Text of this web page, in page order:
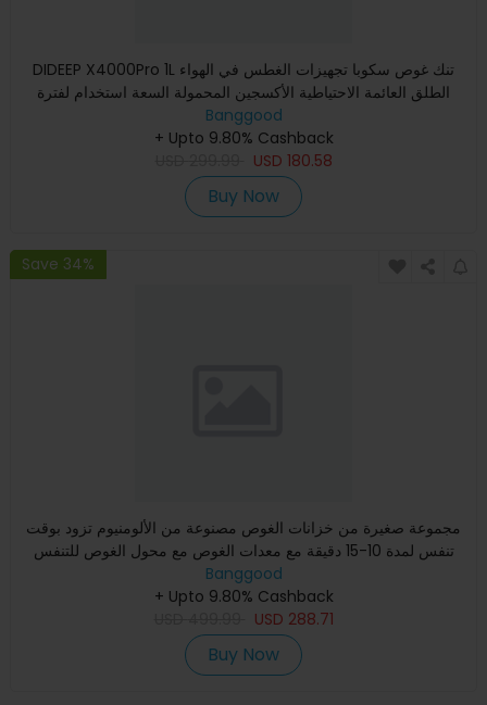
DIDEEP X4000Pro 1L تنك غوص سكوبا تجهيزات الغطس في الهواء
الطلق العائمة الاحتياطية الأكسجين المحمولة السعة استخدام لفترة
Banggood
+ Upto 9.80% Cashback
USD 180.58
Buy Now
Save 34%
مجموعة صغيرة من خزانات الغوص مصنوعة من الألومنيوم تزود بوقت
تنفس لمدة 10-15 دقيقة مع معدات الغوص مع محول الغوص للتنفس
وش
Banggood
+ Upto 9.80% Cashback
USD 288.71
Buy Now